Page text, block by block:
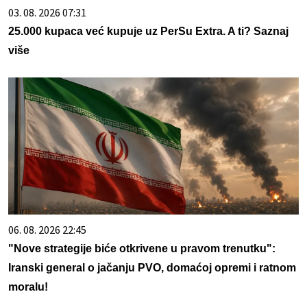
03. 08. 2026 07:31
25.000 kupaca već kupuje uz PerSu Extra. A ti? Saznaj
više
06. 08. 2026 22:45
"Nove strategije biće otkrivene u pravom trenutku":
Iranski general o jačanju PVO, domaćoj opremi i ratnom
moralu!